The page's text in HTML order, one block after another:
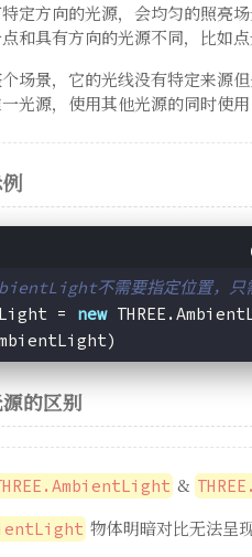
定方向的光源，会均匀的照亮
和具有方向的光源不同，比如
场景，它的光线没有特定来源
光源，使用其他光源的同时使用
不需要指定位置，只
= new
的区别
&
物体明暗对比无法呈